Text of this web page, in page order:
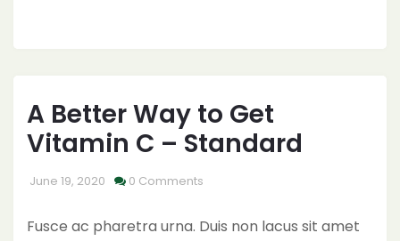
A Better Way to Get
Vitamin C – Standard
June 19, 2020 0 Comments
Fusce ac pharetra urna. Duis non lacus sit amet